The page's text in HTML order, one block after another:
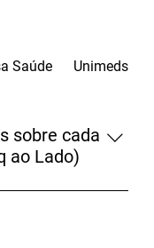
Saúde Unimeds
sobre cada
ao Lado)
um de nossos